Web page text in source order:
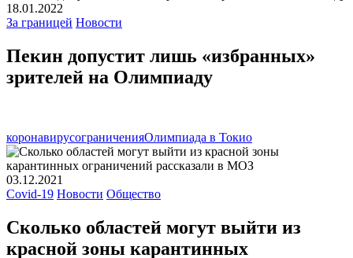
18.01.2022
За границей Новости
Пекин допустит лишь «избранных»
зрителей на Олимпиаду
коронавирусограниченияОлимпиада в Токио
03.12.2021
Covid-19 Новости Общество
Сколько областей могут выйти из
красной зоны карантинных